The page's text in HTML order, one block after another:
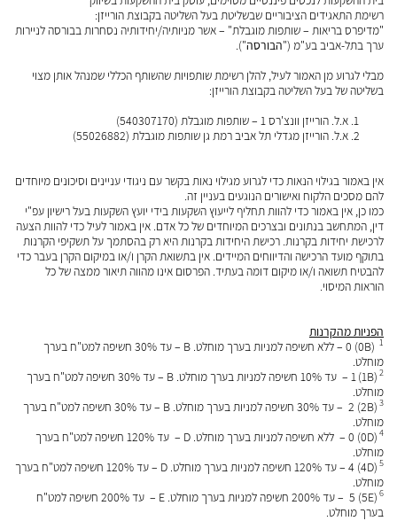
מלאו את הפרטים ונחזור אליכם במהירות
קראתי ואני מאשר/ת אתמדיניות הפרטיותשל האתר, ומסכים/ה
רשימת התאגידים הציבוריים שבשליטת בעל השליטה בקבוצת הורייזן:
"מדיפרס בריאות – שותפות מוגבלת" – אשר מניותיה/יחידותיה נסחרות בבורסה לניירות
ערך בתל-אביב בע"מ ("הבורסה").
מבלי לגרוע מן האמור לעיל, להלן רשימת שותפויות שהשותף הכללי שמנהל אותן מצוי
בשליטה של בעל השליטה בקבוצת הורייזן:
א.ל. הורייזן וונצ'רס 1 – שותפות מוגבלת (540307170)
א.ל. הורייזן מגדלי תל אביב רמת גן שותפות מוגבלת (55026882)
אין באמור בגילוי הנאות כדי לגרוע מגילוי נאות בקשר עם ניגודי עניינים וסיכונים מיוחדים
להם מסכים הלקוח ואישורים הנוגעים בעניין זה.
כמו כן, אין באמור כדי להוות תחליף לייעוץ השקעות בידי יועץ השקעות בעל רישיון עפ"י
דין, המתחשב בנתונים ובצרכים המיוחדים של כל אדם. אין באמור לעיל כדי להוות הצעה
לרכישת יחידות בקרנות. רכישת היחידות בקרנות היא רק בהסתמך על תשקיפי הקרנות
בתוקף מועד הרכישה והדיווחים המיידים. אין בתשואת הקרן ו/או במיקום הקרן בעבר כדי
להבטיח תשואה ו/או מיקום דומה בעתיד. הפרסום אינו מהווה תיאור ממצה של כל
הוראות המיסוי.
הפניות מהקרנות
1
(0B) 0 – ללא חשיפה למניות בערך מוחלט. B – עד 30% חשיפה למט"ח בערך
מוחלט.
2
(1B)
1 – עד 10% חשיפה למניות בערך מוחלט. B – עד 30% חשיפה למט"ח בערך
מוחלט.
3
(2B) 2 – עד 30% חשיפה למניות בערך מוחלט. B – עד 30% חשיפה למט"ח בערך
מוחלט.
4
(0D) 0 – ללא חשיפה למניות בערך מוחלט. D – עד 120% חשיפה למט"ח בערך
מוחלט.
5
(4D) 4 – עד 120% חשיפה למניות בערך מוחלט. D – עד 120% חשיפה למט"ח בערך
מוחלט.
6
(5E) 5 – עד 200% חשיפה למניות בערך מוחלט. E – עד 200% חשיפה למט"ח
בערך מוחלט.